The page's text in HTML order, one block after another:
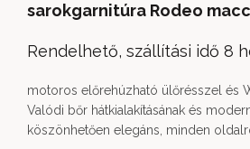
sarokgarnitúra Rodeo
Rendelhető, szállítási idő 8
motoros előrehúzható ülőrésszel és
Valódi bőr hátkialakításának és
köszönhetően elegáns, minden